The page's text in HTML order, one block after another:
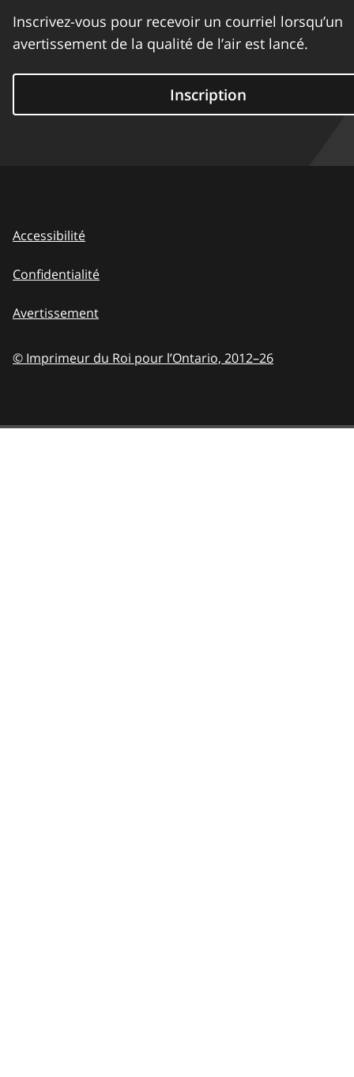
Inscrivez-vous pour recevoir un courriel lorsqu’un
avertissement de la qualité de l’air est lancé.
Inscription
Accessibilité
Confidentialité
Avertissement
© Imprimeur du Roi pour l’Ontario, 2012–26